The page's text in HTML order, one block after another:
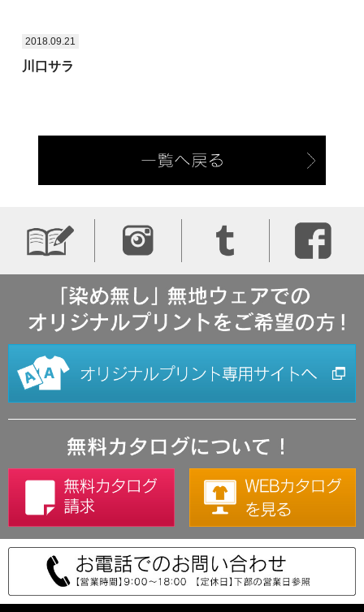
2018.09.21
川口サラ